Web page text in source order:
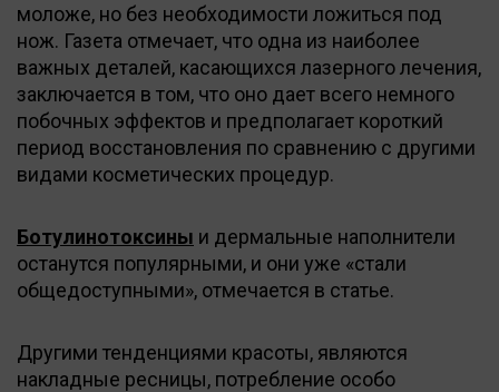
моложе, но без необходимости ложиться под
нож. Газета отмечает, что одна из наиболее
важных деталей, касающихся лазерного лечения,
заключается в том, что оно дает всего немного
побочных эффектов и предполагает короткий
период восстановления по сравнению с другими
видами косметических процедур.
Ботулинотоксины и дермальные наполнители
останутся популярными, и они уже «стали
общедоступными», отмечается в статье.
Другими тенденциями красоты, являются
накладные ресницы, потребление особо